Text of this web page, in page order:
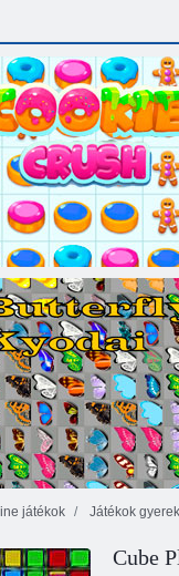
Süti összetörése
játékok Játékok
Cube